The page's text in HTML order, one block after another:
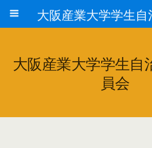
大阪産業大学学生自
員会